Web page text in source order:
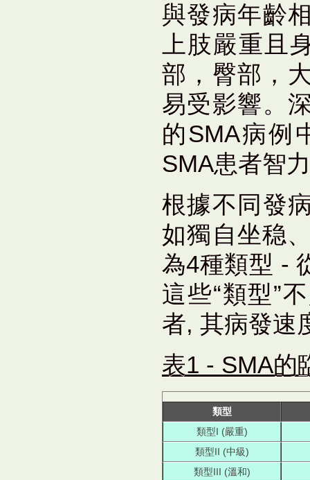
與發病年齡
上肢嚴重且
部，臀部，
易受影響。
的SMA病例
SMA患者智
根據不同發
如獨自坐稳
為4種類型 -
這些“類型”
者, 其病發速
表1 - SMA的
類型
類型I (嚴重)
類型II (中級)
類型III (溫和)